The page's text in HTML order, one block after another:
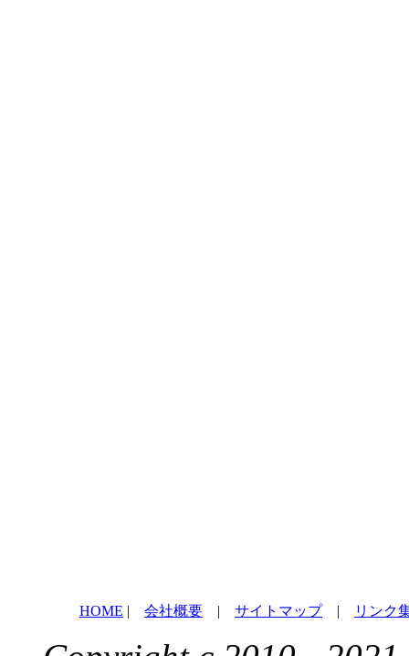
HOME | 会社概要 | サイトマップ| リンク